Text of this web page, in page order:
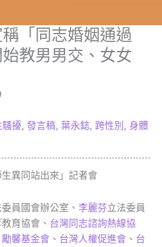
「同志婚姻通過
教男男交、女女
騷擾, 發言稿, 葉永鋕, 跨性別, 身體
生異同站出來」記者會
員國會辦公室、 李麗芬立法委員
育協會、 台灣同志諮詢熱線協
勵馨基金會 、 台灣人權促進會 、 台